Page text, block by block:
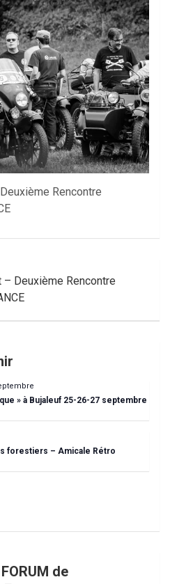
Rencontre
Deuxième Rencontre
» à Bujaleuf 25-26-27 septembre
forestiers – Amicale Rétro
de